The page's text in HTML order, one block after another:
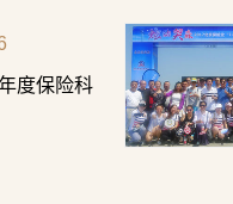
发我国首
标价格保